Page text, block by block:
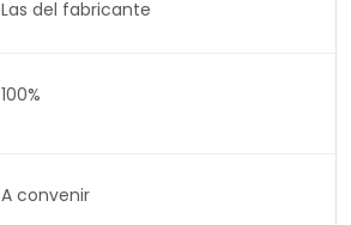
Las del fabricante
100%
A convenir